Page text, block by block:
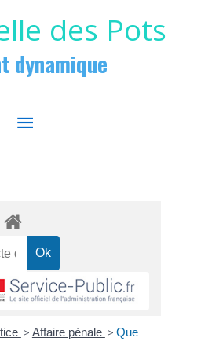
des Pots
dynamique
MENU
> Affaire pénale > Que